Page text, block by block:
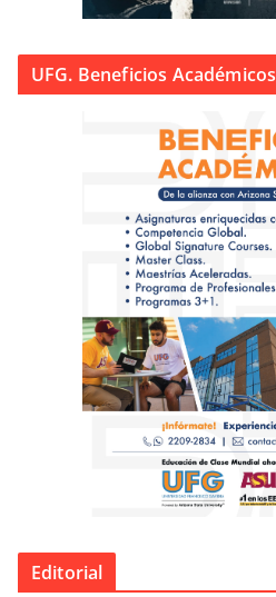
UFG. Beneficios Académicos
Editorial